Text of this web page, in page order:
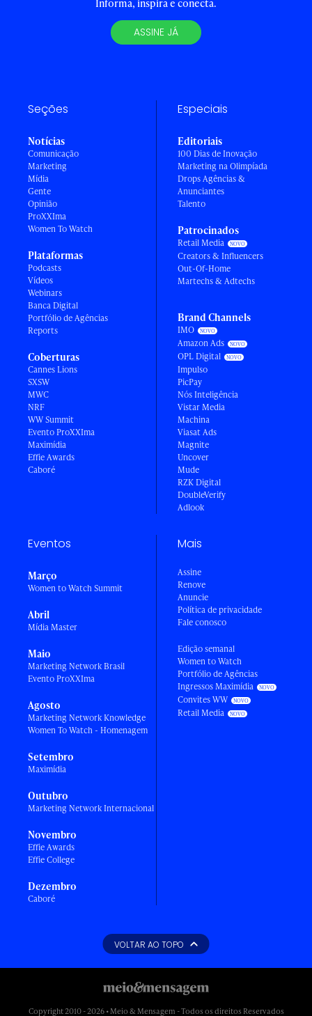
Informa, inspira e conecta.
ASSINE JÁ
Seções
Notícias
Comunicação
Marketing
Mídia
Gente
Opinião
ProXXIma
Women To Watch
Plataformas
Podcasts
Vídeos
Webinars
Banca Digital
Portfólio de Agências
Reports
Coberturas
Cannes Lions
SXSW
MWC
NRF
WW Summit
Evento ProXXIma
Maximídia
Effie Awards
Caboré
Especiais
Editoriais
100 Dias de Inovação
Marketing na Olimpíada
Drops Agências &
Anunciantes
Talento
Patrocinados
Retail Media
Creators & Influencers
Out-Of-Home
Martechs & Adtechs
Brand Channels
IMO
Amazon Ads
OPL Digital
Impulso
PicPay
Nós Inteligência
Vistar Media
Machina
Viasat Ads
Magnite
Uncover
Mude
RZK Digital
DoubleVerify
Adlook
Eventos
Março
Women to Watch Summit
Abril
Mídia Master
Maio
Marketing Network Brasil
Evento ProXXIma
Agosto
Marketing Network Knowledge
Women To Watch - Homenagem
Setembro
Maximídia
Outubro
Marketing Network Internacional
Novembro
Effie Awards
Effie College
Dezembro
Caboré
Mais
Assine
Renove
Anuncie
Política de privacidade
Fale conosco
Edição semanal
Women to Watch
Portfólio de Agências
Ingressos Maximídia
Convites WW
Retail Media
VOLTAR AO TOPO
Copyright 2010 - 2026 • Meio & Mensagem - Todos os direitos Reservados